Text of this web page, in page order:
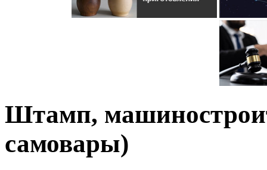
Штамп,
самовары)